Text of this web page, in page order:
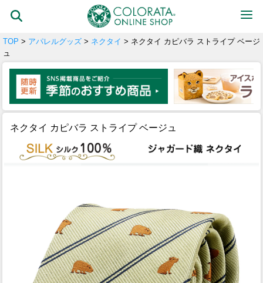
TOP > アパレルグッズ > ネクタイ > ネクタイ カピバラ ストライプ ベージ
ュ
ネクタイ カピバラ ストライプ ベージュ